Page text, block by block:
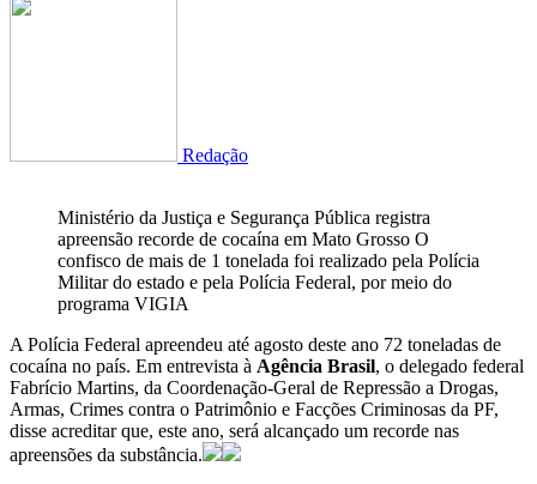
Redação
Ministério da Justiça e Segurança Pública registra
apreensão recorde de cocaína em Mato Grosso O
confisco de mais de 1 tonelada foi realizado pela Polícia
Militar do estado e pela Polícia Federal, por meio do
programa VIGIA
A Polícia Federal apreendeu até agosto deste ano 72 toneladas de
cocaína no país. Em entrevista à Agência Brasil, o delegado federal
Fabrício Martins, da Coordenação-Geral de Repressão a Drogas,
Armas, Crimes contra o Patrimônio e Facções Criminosas da PF,
disse acreditar que, este ano, será alcançado um recorde nas
apreensões da substância.